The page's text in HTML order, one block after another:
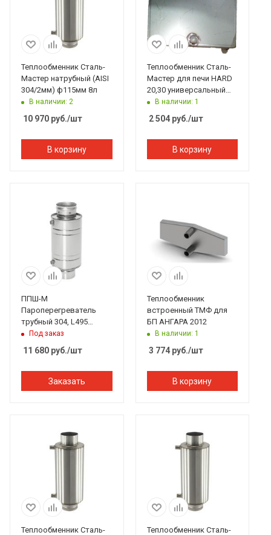
Теплообменник Сталь-
Мастер натрубный (AISI
304/2мм) ф115мм 8л
В наличии: 2
10 970 руб./шт
В корзину
Теплообменник Сталь-
Мастер для печи HARD
20,30 универсальный
Inox (AISI 304/1,5мм)
В наличии: 1
2 504руб./шт
В корзину
ППШ-М
Пароперегреватель
трубный 304, L495
D130/130 с баком-
ватерпасс 304 D-180
Под заказ
11 680 руб./шт
Заказать
Теплообменник
встроенный ТМФ для
БП АНГАРА 2012
В наличии: 1
3 774руб./шт
В корзину
Теплообменник Сталь-
Теплообменник Сталь-